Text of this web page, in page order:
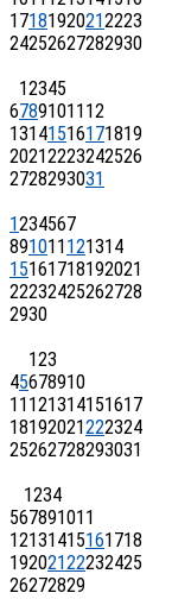
17181920212223
24252627282930
12345
6789101112
13141516171819
20212223242526
2728293031
1234567
891011121314
15161718192021
22232425262728
2930
123
45678910
11121314151617
18192021222324
25262728293031
1234
567891011
12131415161718
19202122232425
26272829